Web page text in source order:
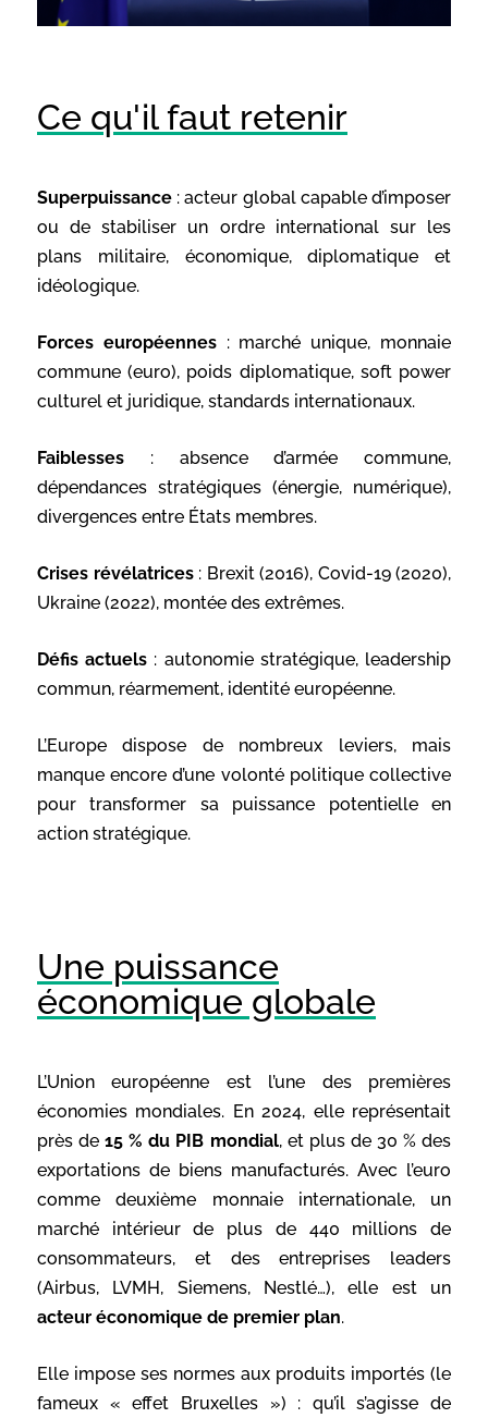
Ce qu'il faut retenir
Superpuissance : acteur global capable d’imposer
ou de stabiliser un ordre international sur les
plans militaire, économique, diplomatique et
idéologique.
Forces européennes: marché unique, monnaie
commune (euro), poids diplomatique, soft power
culturel et juridique, standards internationaux.
Faiblesses : absence d’armée commune,
dépendances stratégiques (énergie, numérique),
divergences entre États membres.
Crises révélatrices: Brexit (2016), Covid-19 (2020),
Ukraine (2022), montée des extrêmes.
Défis actuels : autonomie stratégique, leadership
commun, réarmement, identité européenne.
L’Europe dispose de nombreux leviers, mais
manque encore d’une volonté politique collective
pour transformer sa puissance potentielle en
action stratégique.
Une puissance
économique globale
L’Union européenne est l’une des premières
économies mondiales. En 2024, elle représentait
près de15 % du PIB mondial, et plus de 30 % des
exportations de biens manufacturés. Avec l’euro
comme deuxième monnaie internationale, un
marché intérieur de plus de 440 millions de
consommateurs, et des entreprises leaders
(Airbus, LVMH, Siemens, Nestlé…), elle est un
acteur économique de premier plan.
Elle impose ses normes aux produits importés (le
fameux « effet Bruxelles ») : qu’il s’agisse de